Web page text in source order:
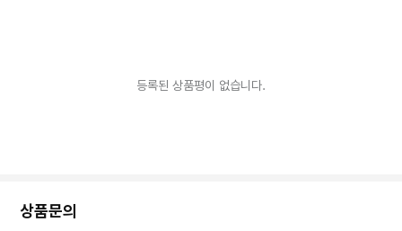
등록된 상품평이 없습니다.
상품문의